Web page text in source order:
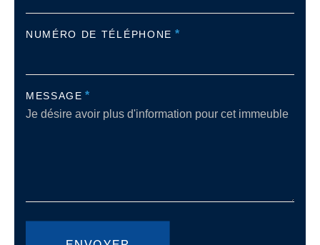
NUMÉRO DE TÉLÉPHONE *
MESSAGE *